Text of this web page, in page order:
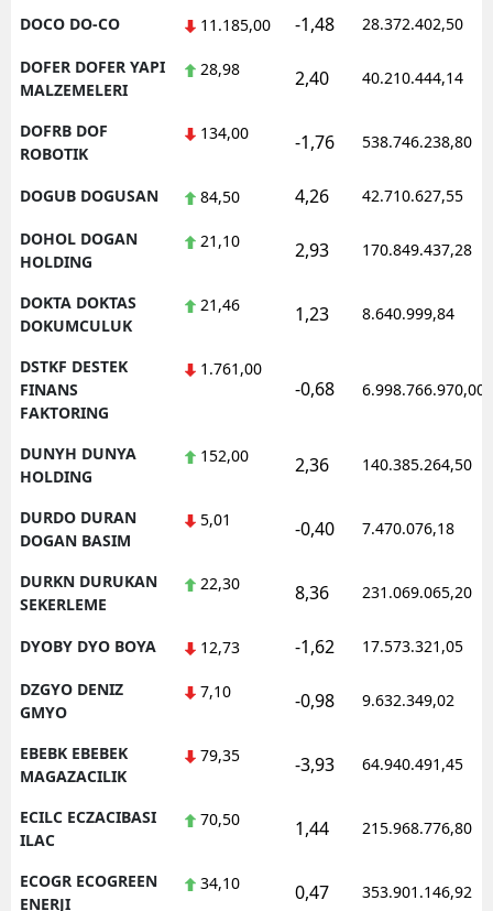
DOCO DO-CO 11.185,00 -1,48 28.372.402,50
DOFER DOFER YAPI
MALZEMELERI
28,98 2,40 40.210.444,14
DOFRB DOF
ROBOTIK
134,00 -1,76 538.746.238,80
DOGUB DOGUSAN 84,50 4,26 42.710.627,55
DOHOL DOGAN
HOLDING
21,10 2,93 170.849.437,28
DOKTA DOKTAS
DOKUMCULUK
21,46 1,23 8.640.999,84
DSTKF DESTEK
FINANS
FAKTORING
1.761,00
-0,68 6.998.766.970,00
DUNYH DUNYA
HOLDING
152,00 2,36 140.385.264,50
DURDO DURAN
DOGAN BASIM
5,01 -0,40 7.470.076,18
DURKN DURUKAN
SEKERLEME
22,30 8,36 231.069.065,20
DYOBY DYO BOYA 12,73 -1,62 17.573.321,05
DZGYO DENIZ
GMYO
7,10 -0,98 9.632.349,02
EBEBK EBEBEK
MAGAZACILIK
79,35 -3,93 64.940.491,45
ECILC ECZACIBASI
ILAC
70,50 1,44 215.968.776,80
ECOGR ECOGREEN
ENERJI
34,10 0,47 353.901.146,92